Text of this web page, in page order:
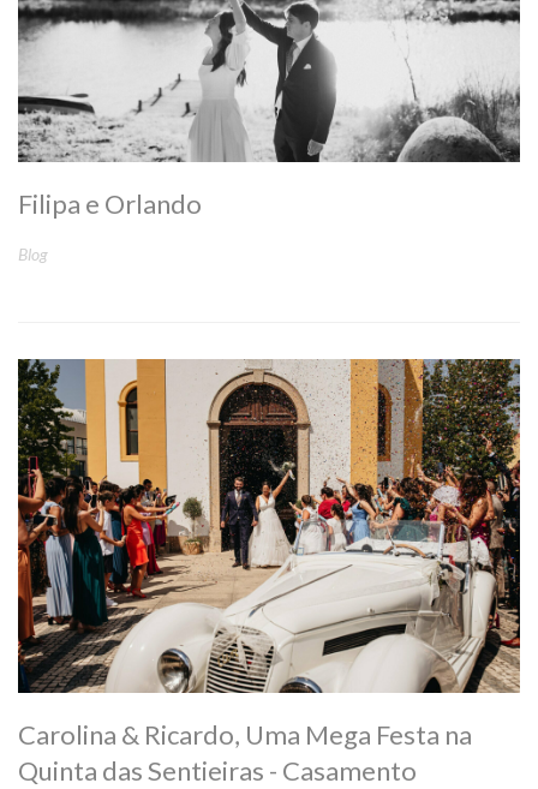
Filipa e Orlando
Blog
Carolina & Ricardo, Uma Mega Festa na
Quinta das Sentieiras - Casamento